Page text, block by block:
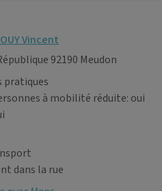
Vincent
92190 Meudon
à mobilité réduite: oui
dans la rue